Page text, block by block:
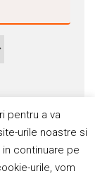
pentru a va
urile noastre si
continuare pe
urile, vom